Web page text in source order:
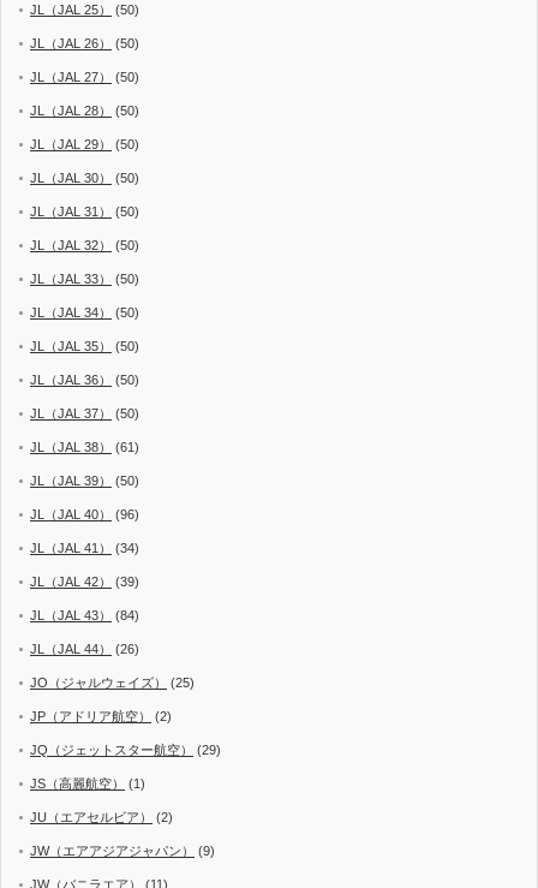
JL（JAL 25） (50)
JL（JAL 26） (50)
JL（JAL 27） (50)
JL（JAL 28） (50)
JL（JAL 29） (50)
JL（JAL 30） (50)
JL（JAL 31） (50)
JL（JAL 32） (50)
JL（JAL 33） (50)
JL（JAL 34） (50)
JL（JAL 35） (50)
JL（JAL 36） (50)
JL（JAL 37） (50)
JL（JAL 38） (61)
JL（JAL 39） (50)
JL（JAL 40） (96)
JL（JAL 41） (34)
JL（JAL 42） (39)
JL（JAL 43） (84)
JL（JAL 44） (26)
JO（ジャルウェイズ） (25)
JP（アドリア航空） (2)
JQ（ジェットスター航空） (29)
JS（高麗航空） (1)
JU（エアセルビア） (2)
JW（エアアジアジャパン） (9)
JW（バニラエア） (11)